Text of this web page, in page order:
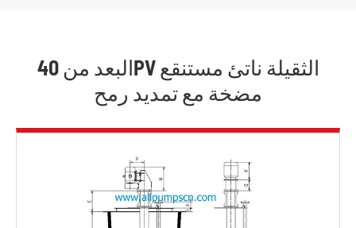
البعد من 40PV الثقيلة ناتئ مستنقع
مضخة مع تمديد رمح